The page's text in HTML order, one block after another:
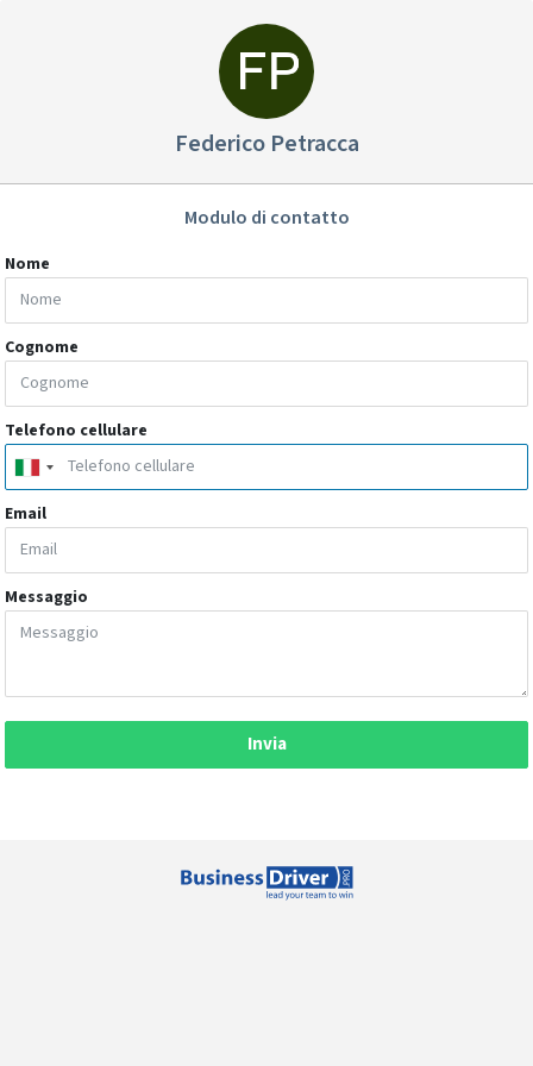
Federico Petracca
Modulo di contatto
Nome
Cognome
Telefono cellulare
Email
Messaggio
Invia